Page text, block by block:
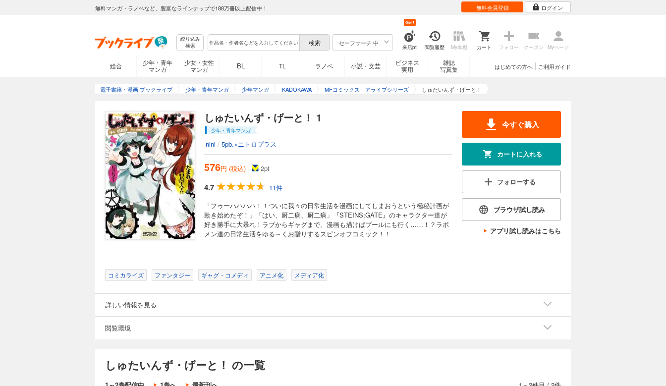
無料マンガ・ラノベなど、豊富なラインナップで188万冊以上配信中！ 無料会員登録 ログイン
絞り込み
検索
セーフサーチ 中
来店pt
Get!
閲覧履歴 My本棚 カート フォロー クーポン Myページ
総合
少年・青年
マンガ
少女・女性
マンガ
BL TL ラノベ 小説・文芸
ビジネス
実用
雑誌
写真集
ご利用ガイド
はじめての方へ
電子書籍・漫画 ブックライブ 少年・青年マンガ 少年マンガ KADOKAWA MFコミックス アライブシリーズ しゅたいんず・げーと！
しゅたいんず・げーと！ 1
少年・青年マンガ
nini / 5pb.×ニトロプラス
576円 (税込) 2pt
4.7
11件
「フゥーハハハハ！！ついに我々の日常生活を漫画にしてしまおうという極秘計画が
動き始めたぞ！」「はい、厨二病、厨二病」『STEINS;GATE』のキャラクター達が
好き勝手に大暴れ！ラブからギャグまで、漫画も描けばプールにも行く……！？ラボ
メン達の日常生活をゆる～くお贈りするスピンオフコミック！！
今すぐ購入
カートに入れる
フォローする
ブラウザ試し読み
アプリ試し読みはこちら
コミカライズ ファンタジー ギャグ・コメディ アニメ化 メディア化
詳しい情報を見る
閲覧環境
しゅたいんず・げーと！ の一覧